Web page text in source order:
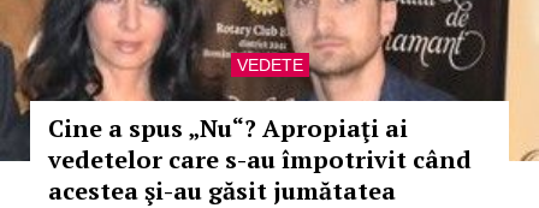
VEDETE
Cine a spus „Nu“? Apropiaţi ai
vedetelor care s-au împotrivit când
acestea şi-au găsit jumătatea